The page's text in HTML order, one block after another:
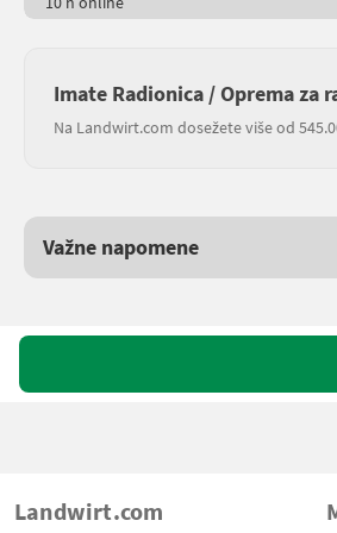
Imate Radionica / Oprema za
Na Landwirt.com dosežete više od
Važne napomene
Landwirt.com